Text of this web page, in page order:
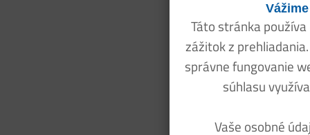
Táto stránka
zážitok z
správne fungovanie
súhlasu
Vaše osobné